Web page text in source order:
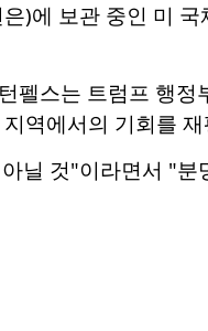
)에 보관 중인 미
펠스는 트럼프 행
역에서의 기회를
닐 것"이라면서 "